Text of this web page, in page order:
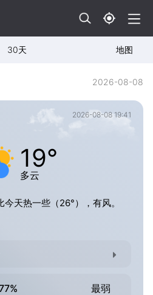
30天 地图
2026-08-08
2026-08-08 19:41
19°
多云
天热一些（26°），有风。
最弱